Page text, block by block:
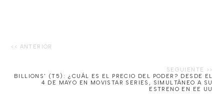
BILLIONS' (T5): ¿CUÁL ES EL PRECIO DEL PODER? DESDE EL
4 DE MAYO EN MOVISTAR SERIES, SIMULTÁNEO A SU
ESTRENO EN EE UU